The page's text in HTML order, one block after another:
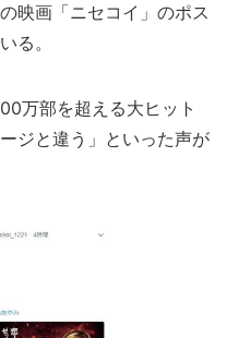
映画「ニセコイ」のポス
る。
万部を超える大ヒット
ジと違う」といった声が